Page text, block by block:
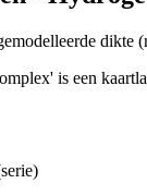
dikte
is een